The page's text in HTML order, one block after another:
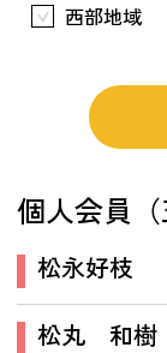
西部地域
個人会員（
松永好枝
松丸 和樹